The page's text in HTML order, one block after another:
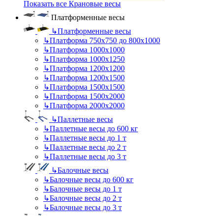
Показать все Крановые весы
Платформенные весы
↳Платформенные весы
↳Платформа 750х750 до 800х1000
↳Платформа 1000х1000
↳Платформа 1000х1250
↳Платформа 1200х1200
↳Платформа 1200х1500
↳Платформа 1500х1500
↳Платформа 1500х2000
↳Платформа 2000х2000
↳Паллетные весы
↳Паллетные весы до 600 кг
↳Паллетные весы до 1 т
↳Паллетные весы до 2 т
↳Паллетные весы до 3 т
↳Балочные весы
↳Балочные весы до 600 кг
↳Балочные весы до 1 т
↳Балочные весы до 2 т
↳Балочные весы до 3 т